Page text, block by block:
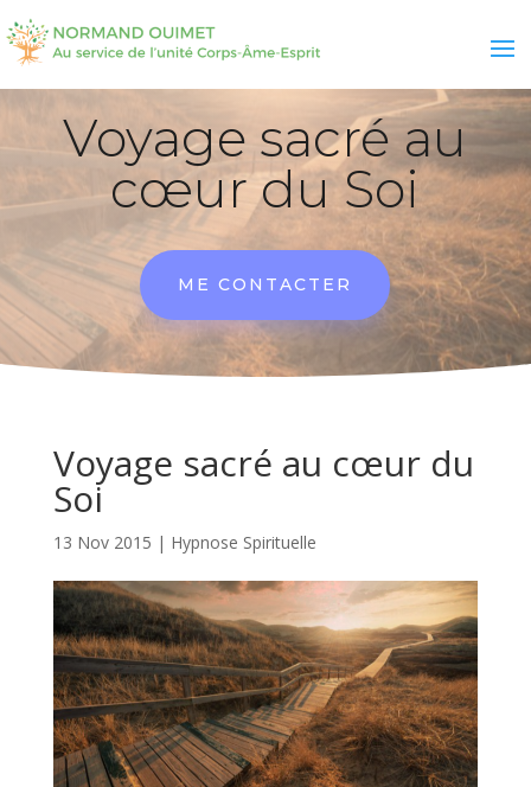
Voyage sacré au
cœur du Soi
ME CONTACTER
Voyage sacré au cœur du
Soi
13 Nov 2015 | Hypnose Spirituelle